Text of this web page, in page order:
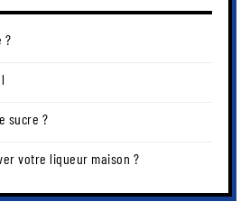
?
sucre ?
votre liqueur maison ?